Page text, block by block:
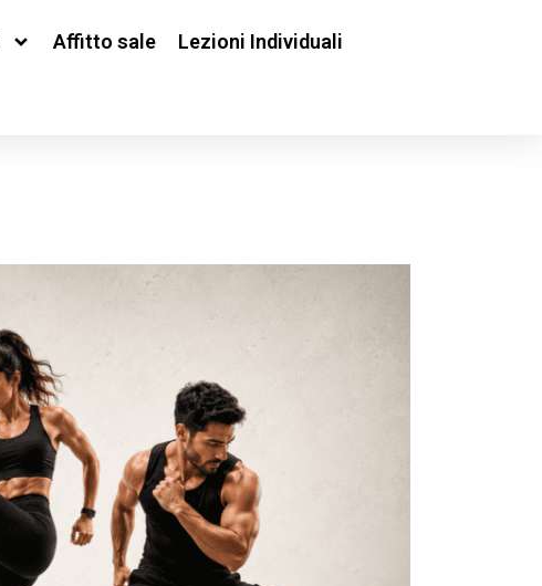
Affitto sale Lezioni Individuali